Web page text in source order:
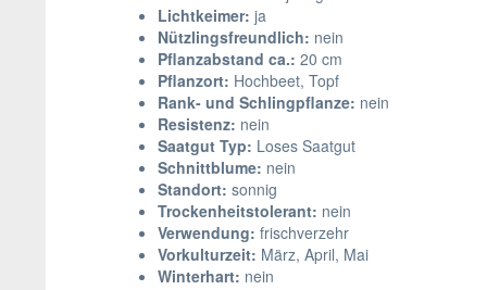
Lichtkeimer: ja
Nützlingsfreundlich: nein
Pflanzabstand ca.: 20 cm
Pflanzort: Hochbeet, Topf
Rank- und Schlingpflanze: nein
Resistenz: nein
Saatgut Typ: Loses Saatgut
Schnittblume: nein
Standort: sonnig
Trockenheitstolerant: nein
Verwendung: frischverzehr
Vorkulturzeit: März, April, Mai
Winterhart: nein